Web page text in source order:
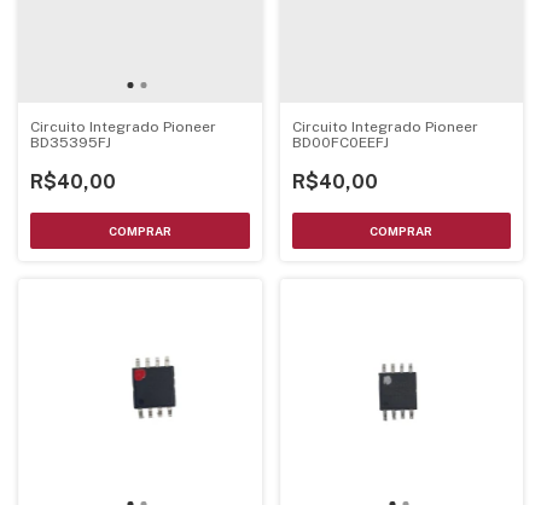
Circuito Integrado Pioneer
BD35395FJ
R$40,00
Circuito Integrado Pioneer
BD00FC0EEFJ
R$40,00